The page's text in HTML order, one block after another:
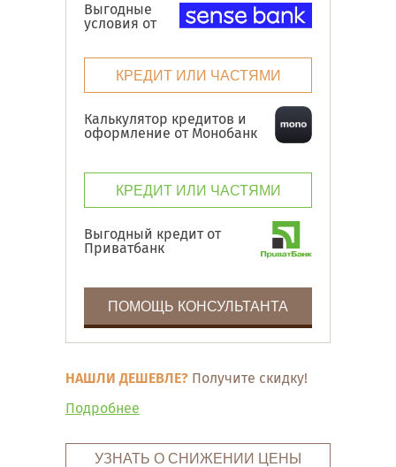
Выгодные
условия от
КРЕДИТ ИЛИ ЧАСТЯМИ
Калькулятор кредитов и
оформление от Монобанк
КРЕДИТ ИЛИ ЧАСТЯМИ
Выгодный кредит от
Приватбанк
ПОМОЩЬ КОНСУЛЬТАНТА
НАШЛИ ДЕШЕВЛЕ? Получите скидку!
Подробнее
УЗНАТЬ О СНИЖЕНИИ ЦЕНЫ